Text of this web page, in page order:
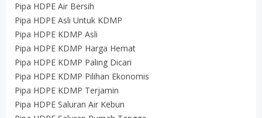
Pipa HDPE Air Bersih
Pipa HDPE Asli Untuk KDMP
Pipa HDPE KDMP Asli
Pipa HDPE KDMP Harga Hemat
Pipa HDPE KDMP Paling Dicari
Pipa HDPE KDMP Pilihan Ekonomis
Pipa HDPE KDMP Terjamin
Pipa HDPE Saluran Air Kebun